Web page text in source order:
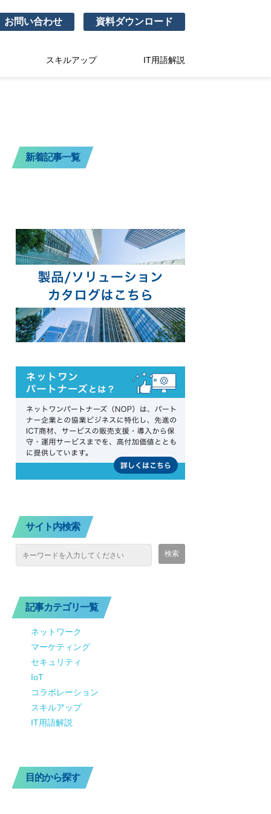
お問い合わせ 資料ダウンロード
スキルアップ IT用語解説
新着記事一覧
サイト内検索
記事カテゴリ一覧
ネットワーク
マーケティング
セキュリティ
IoT
コラボレーション
スキルアップ
IT用語解説
目的から探す